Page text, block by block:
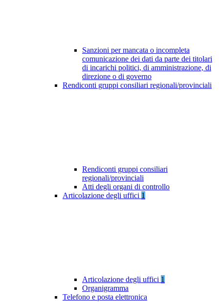
Sanzioni per mancata o incompleta
comunicazione dei dati da parte dei titolari
di incarichi politici, di amministrazione, di
direzione o di governo
Rendiconti gruppi consiliari regionali/provinciali
Rendiconti gruppi consiliari
regionali/provinciali
Atti degli organi di controllo
Articolazione degli uffici 1
Articolazione degli uffici 1
Organigramma
Telefono e posta elettronica